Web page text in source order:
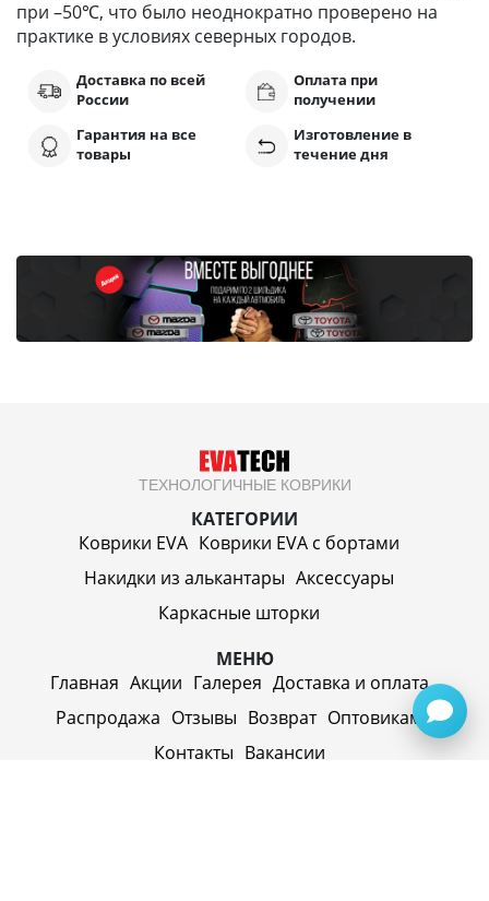
при –50℃, что было неоднократно проверено на
практике в условиях северных городов.
Доставка по всей
России
Оплата при
получении
Гарантия на все
товары
Изготовление в
течение дня
ТЕХНОЛОГИЧНЫЕ КОВРИКИ
КАТЕГОРИИ
Коврики EVA Коврики EVA c бортами
Накидки из алькантары Аксессуары
Каркасные шторки
МЕНЮ
Главная Акции Галерея Доставка и оплата
Распродажа Отзывы Возврат Оптовикам
Контакты Вакансии